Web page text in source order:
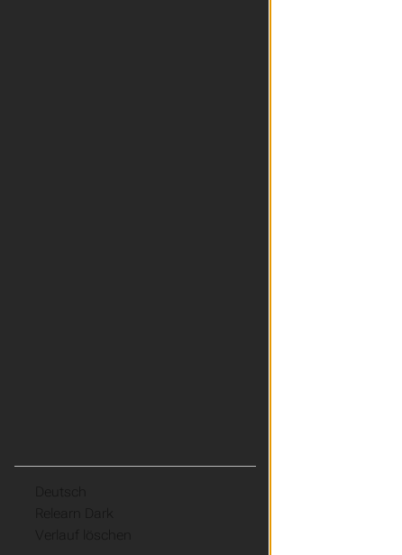
Sprache
Theme
Verlauf löschen